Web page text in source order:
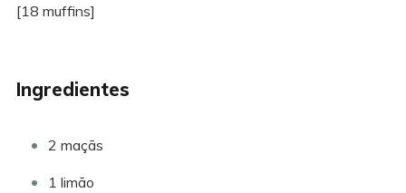
[18 muffins]
Ingredientes
2 maçãs
1 limão